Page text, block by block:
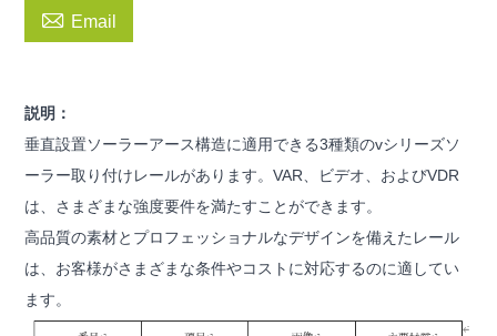
 Email
説明：
垂直設置ソーラーアース構造に適用できる3種類のvシリーズソ
ーラー取り付けレールがあります。VAR、ビデオ、およびVDR
は、さまざまな強度要件を満たすことができます。
高品質の素材とプロフェッショナルなデザインを備えたレール
は、お客様がさまざまな条件やコストに対応するのに適してい
ます。